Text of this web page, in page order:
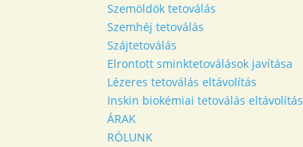
Szemöldök tetoválás
Szemhéj tetoválás
Szájtetoválás
Elrontott sminktetoválások javítása
Lézeres tetoválás eltávolítás
Inskin biokémiai tetoválás eltávolítás
ÁRAK
RÓLUNK